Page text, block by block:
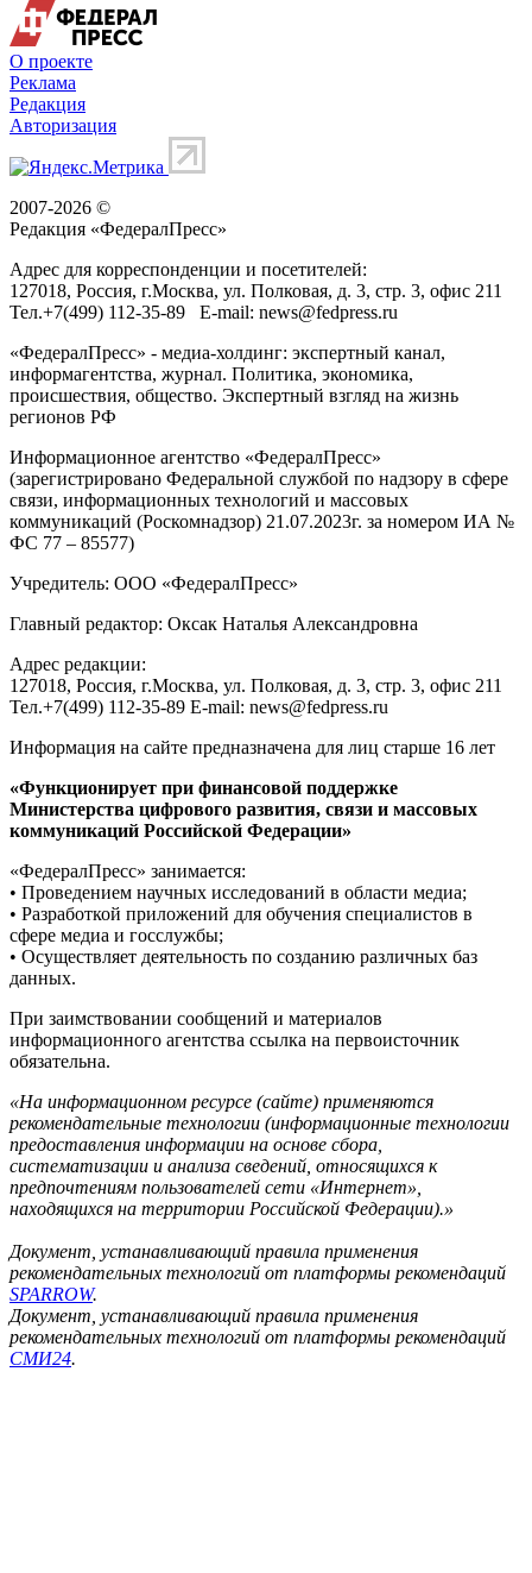
О проекте
Реклама
Редакция
Авторизация
2007-2026 ©
Редакция «ФедералПресс»
Адрес для корреспонденции и посетителей:
127018, Россия, г.Москва, ул. Полковая, д. 3, стр. 3, офис 211
Тел.+7(499) 112-35-89 E-mail: news@fedpress.ru
«ФедералПресс» - медиа-холдинг: экспертный канал,
информагентства, журнал. Политика, экономика,
происшествия, общество. Экспертный взгляд на жизнь
регионов РФ
Информационное агентство «ФедералПресс»
(зарегистрировано Федеральной службой по надзору в сфере
связи, информационных технологий и массовых
коммуникаций (Роскомнадзор) 21.07.2023г. за номером ИА №
ФС 77 – 85577)
Учредитель: ООО «ФедералПресс»
Главный редактор: Оксак Наталья Александровна
Адрес редакции:
127018, Россия, г.Москва, ул. Полковая, д. 3, стр. 3, офис 211
Тел.+7(499) 112-35-89 E-mail: news@fedpress.ru
Информация на сайте предназначена для лиц старше 16 лет
«Функционирует при финансовой поддержке
Министерства цифрового развития, связи и массовых
коммуникаций Российской Федерации»
«ФедералПресс» занимается:
• Проведением научных исследований в области медиа;
• Разработкой приложений для обучения специалистов в
сфере медиа и госслужбы;
• Осуществляет деятельность по созданию различных баз
данных.
При заимствовании сообщений и материалов
информационного агентства ссылка на первоисточник
обязательна.
«На информационном ресурсе (сайте) применяются
рекомендательные технологии (информационные технологии
предоставления информации на основе сбора,
систематизации и анализа сведений, относящихся к
предпочтениям пользователей сети «Интернет»,
находящихся на территории Российской Федерации).»
Документ, устанавливающий правила применения
рекомендательных технологий от платформы рекомендаций
SPARROW.
Документ, устанавливающий правила применения
рекомендательных технологий от платформы рекомендаций
СМИ24.